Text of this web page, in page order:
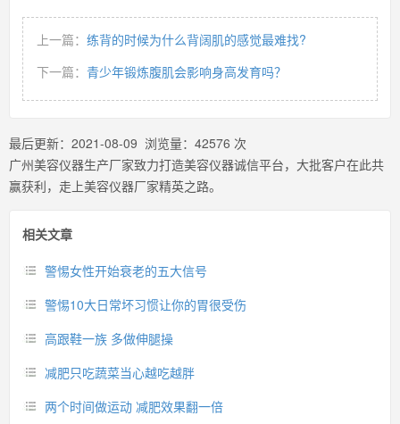
上一篇： 练背的时候为什么背阔肌的感觉最难找?
下一篇： 青少年锻炼腹肌会影响身高发育吗？
最后更新： 2021-08-09 浏览量： 42576 次
广州美容仪器生产厂家致力打造美容仪器诚信平台，大批客户在此共
赢获利，走上美容仪器厂家精英之路。
相关文章
警惕女性开始衰老的五大信号
警惕10大日常坏习惯让你的胃很受伤
高跟鞋一族 多做伸腿操
减肥只吃蔬菜当心越吃越胖
两个时间做运动 减肥效果翻一倍